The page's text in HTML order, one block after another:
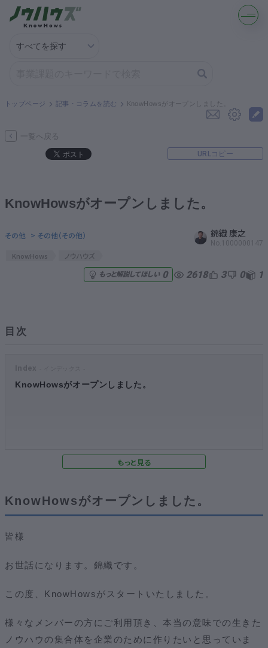
解決策を募集する
契約書ひな型を探す
専門家に電話する
資本政策を無料でお試し
トップページ 記事・コラムを読む KnowHowsがオープンしました。
一覧へ戻る
URLコピー
KnowHowsがオープンしました。
その他 > その他（その他） 錦織 康之
No.1000000147
KnowHows ノウハウズ
もっと解説してほしい 0 2618 3 0 1
目次
KnowHowsがオープンしました。
KnowHowsがオープンしました。
皆様
お世話になります。錦織です。
この度、KnowHowsがスタートいたしました。
様々なメンバーの方にご利用頂き、本当の意味での生きた
ノウハウの集合体を企業のために作りたいと思っていま